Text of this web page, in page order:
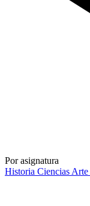
Por asignatura
Historia Ciencias Arte